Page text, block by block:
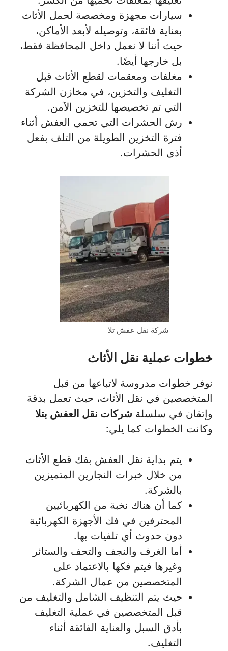
سيارات مجهزة ومخصصة لحمل الأثاث
بعناية فائقة، وتوصيله لأبعد الأماكن،
حيث أننا لا نعمل داخل المحافظة فقط،
بل خارجها أيضًا.
مغلفات ومعقمات لقطع الأثاث قبل
التغليف والتخزين، في مخازن الشركة
التي تم تخصيصها للتخزين الآمن.
رش الحشرات التي تحمي العفش أثناء
فترة التخزين الطويلة من التلف بفعل
أذى الحشرات.
شركة نقل عفش تلا
خطوات عملية نقل الأثاث
نوفر خطوات مدروسة لاتباعها من قبل
المتخصصين في نقل الأثاث، حيث تعمل بدقة
وإتقان في سلسلة شركات نقل العفش بتلا
وكانت الخطوات كما يلي:
يتم بداية نقل العفش بفك قطع الأثاث
من خلال خبرات النجارين المتميزين
بالشركة.
كما أن هناك نخبة من الكهربائيين
المحترفين في فك الأجهزة الكهربائية
دون حدوث أي تلفيات بها.
أما الغرف والنجف والتحف والستائر
وغيرها فيتم فكها بالاعتماد على
المتخصصين من عمال الشركة.
حيث يتم التنظيف الشامل والتغليف من
قبل المتخصصين في عملية التغليف
بأدق السبل والعناية الفائقة أثناء
التغليف.